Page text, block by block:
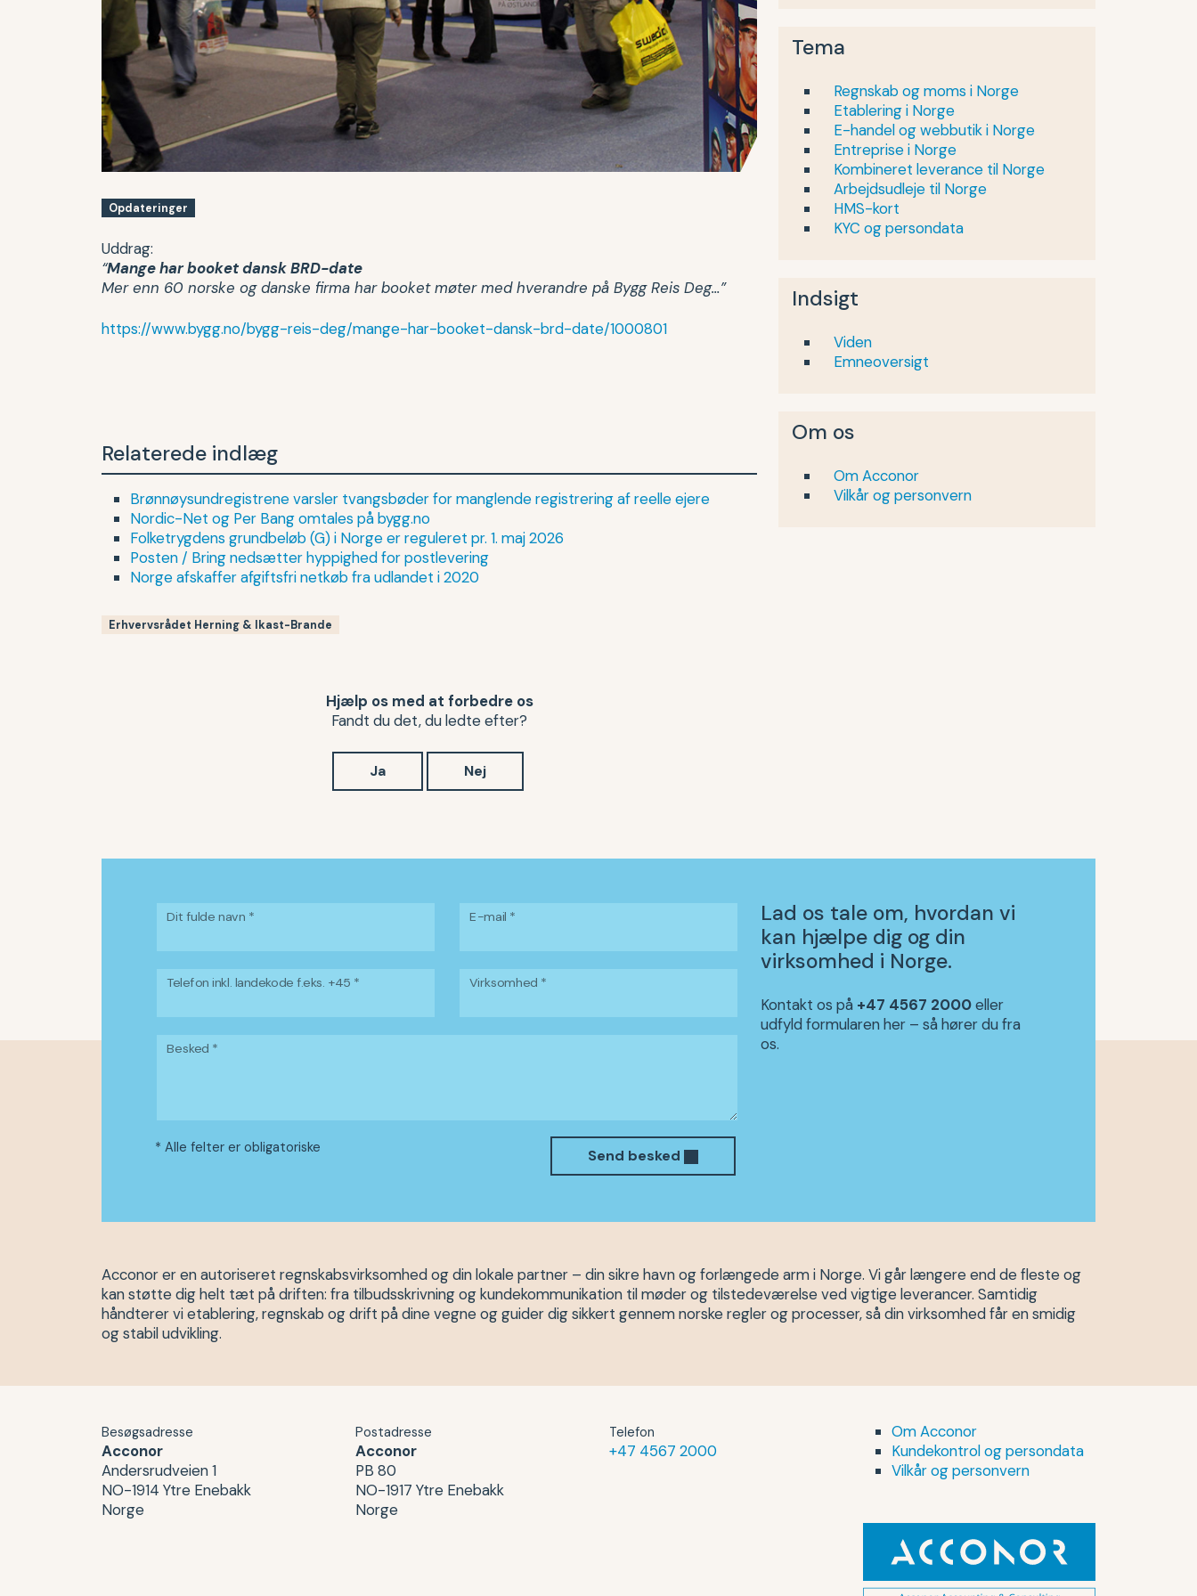
Opdateringer
Uddrag:
“Mange har booket dansk BRD-date
Mer enn 60 norske og danske firma har booket møter med hverandre på Bygg Reis Deg…”
https://www.bygg.no/bygg-reis-deg/mange-har-booket-dansk-brd-date/1000801
Relaterede indlæg
Brønnøysundregistrene varsler tvangsbøder for manglende registrering af reelle ejere
Nordic-Net og Per Bang omtales på bygg.no
Folketrygdens grundbeløb (G) i Norge er reguleret pr. 1. maj 2026
Posten / Bring nedsætter hyppighed for postlevering
Norge afskaffer afgiftsfri netkøb fra udlandet i 2020
Erhvervsrådet Herning & Ikast-Brande
Hjælp os med at forbedre os
Fandt du det, du ledte efter?
Ja Nej
Tema
Regnskab og moms i Norge
Etablering i Norge
E-handel og webbutik i Norge
Entreprise i Norge
Kombineret leverance til Norge
Arbejdsudleje til Norge
HMS-kort
KYC og persondata
Indsigt
Viden
Emneoversigt
Om os
Om Acconor
Vilkår og personvern
Lad os tale om, hvordan vi
kan hjælpe dig og din
virksomhed i Norge.
Kontakt os på +47 4567 2000eller
udfyld formularen her – så hører du fra
os.
Dit fulde navn * E-mail *
Telefon inkl. landekode f.eks. +45 * Virksomhed *
Besked *
* Alle felter er obligatoriske Send besked
Acconor er en autoriseret regnskabsvirksomhed og din lokale partner – din sikre havn og forlængede arm i Norge. Vi går længere end de fleste og
kan støtte dig helt tæt på driften: fra tilbudsskrivning og kundekommunikation til møder og tilstedeværelse ved vigtige leverancer. Samtidig
håndterer vi etablering, regnskab og drift på dine vegne og guider dig sikkert gennem norske regler og processer, så din virksomhed får en smidig
og stabil udvikling.
Besøgsadresse
Acconor
Andersrudveien 1
NO-1914 Ytre Enebakk
Norge
Postadresse
Acconor
PB 80
NO-1917 Ytre Enebakk
Norge
Telefon
+47 4567 2000
Om Acconor
Kundekontrol og persondata
Vilkår og personvern